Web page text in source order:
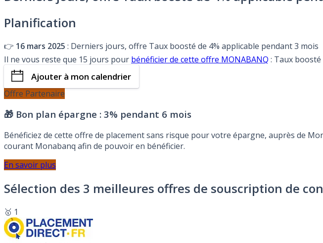
Planification
👉 16 mars 2025 : Derniers jours, offre Taux boosté de 4% applicable pendant 3 mois
Il ne vous reste que 15 jours pour bénéficier de cette offre MONABANQ : Taux
Ajouter à mon calendrier
Offre Partenaire
🎁 Bon plan épargne : 3% pendant 6 mois
Bénéficiez de cette offre de placement sans risque pour votre épargne, auprès de
courant Monabanq afin de pouvoir en bénéficier.
En savoir plus
Sélection des 3 meilleures offres de souscription de
🥇 1